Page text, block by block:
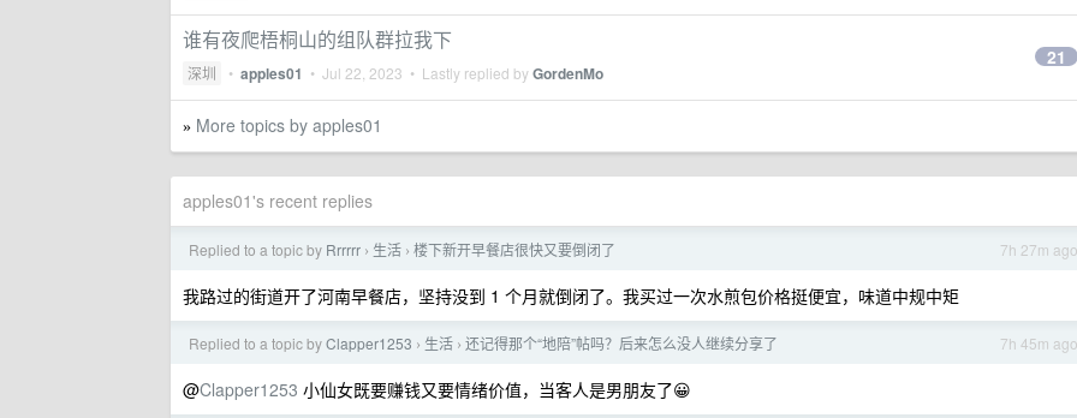
谁有夜爬梧桐山的组队群拉我下
深圳 • apples01 • Jul 22, 2023 • Lastly replied byGordenMo
21
» More topics by apples01
apples01's recent replies
7h 27m ago
Replied to a topic by Rrrrrr › 生活 › 楼下新开早餐店很快又要倒闭了
我路过的街道开了河南早餐店，坚持没到 1 个月就倒闭了。我买过一次水煎包价格挺便宜，味道中规中矩
7h 45m ago
Replied to a topic byClapper1253 › 生活 › 还记得那个“地陪”帖吗？后来怎么没人继续分享了
@Clapper1253 小仙女既要赚钱又要情绪价值，当客人是男朋友了😀